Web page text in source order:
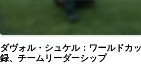
ダヴォル・シュケル：ワールドカ
録、チームリーダーシップ